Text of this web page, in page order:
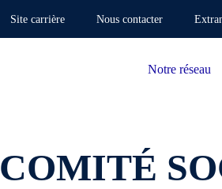
Site carrière Nous contacter
Notre réseau
COMITÉ